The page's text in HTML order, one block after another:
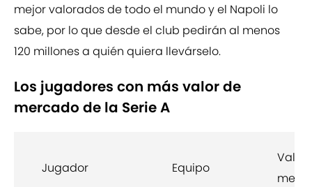
mejor valorados de todo el mundo y el Napoli lo
sabe, por lo que desde el club pedirán al menos
120 millones a quién quiera llevárselo.
Los jugadores con más valor de
mercado de la Serie A
Jugador Equipo
Valor